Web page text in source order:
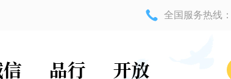
全国服务热线：